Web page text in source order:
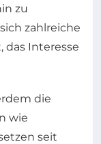
zu
zahlreiche
das Interesse
die
wie
seit